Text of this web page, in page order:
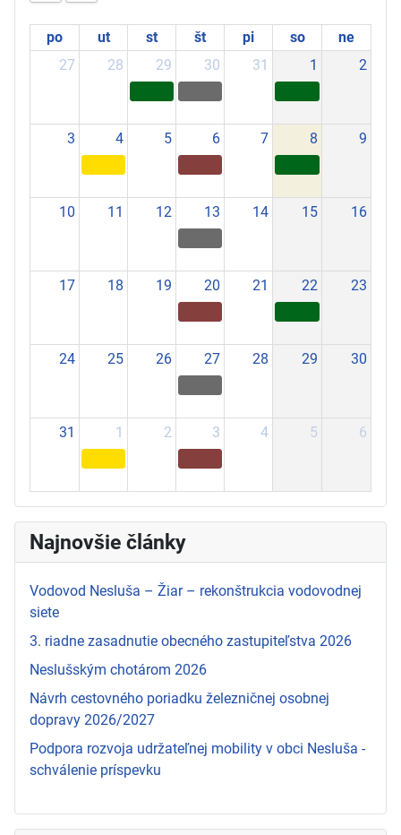
po ut st št pi so
ne
27
28 29 30 31 1 2
3 4 5 6 7 8 9
10 11 12 13 14 15 16
17 18 19 20 21 22 23
24 25 26 27 28 29 30
31 1 2 3 4 5 6
Najnovšie články
Vodovod Nesluša – Žiar – rekonštrukcia vodovodnej
siete
3. riadne zasadnutie obecného zastupiteľstva 2026
Neslušským chotárom 2026
Návrh cestovného poriadku železničnej osobnej
dopravy 2026/2027
Podpora rozvoja udržateľnej mobility v obci Nesluša -
schválenie príspevku